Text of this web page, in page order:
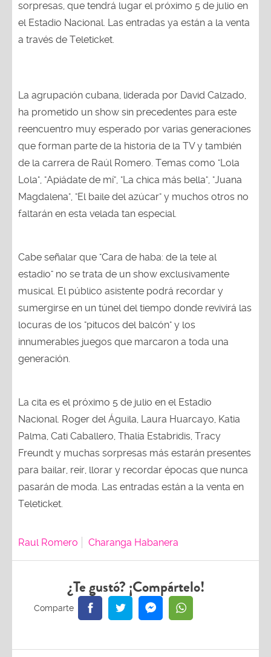
sorpresas, que tendrá lugar el próximo 5 de julio en
el Estadio Nacional. Las entradas ya están a la venta
a través de Teleticket.
La agrupación cubana, liderada por David Calzado,
ha prometido un show sin precedentes para este
reencuentro muy esperado por varias generaciones
que forman parte de la historia de la TV y también
de la carrera de Raúl Romero. Temas como "Lola
Lola", "Apiádate de mí", "La chica más bella", "Juana
Magdalena", "El baile del azúcar" y muchos otros no
faltarán en esta velada tan especial.
Cabe señalar que "Cara de haba: de la tele al
estadio" no se trata de un show exclusivamente
musical. El público asistente podrá recordar y
sumergirse en un túnel del tiempo donde revivirá las
locuras de los "pitucos del balcón" y los
innumerables juegos que marcaron a toda una
generación.
La cita es el próximo 5 de julio en el Estadio
Nacional. Roger del Águila, Laura Huarcayo, Katia
Palma, Cati Caballero, Thalía Estabridis, Tracy
Freundt y muchas sorpresas más estarán presentes
para bailar, reír, llorar y recordar épocas que nunca
pasarán de moda. Las entradas están a la venta en
Teleticket.
Raul Romero Charanga Habanera
¿Te gustó? ¡Compártelo!